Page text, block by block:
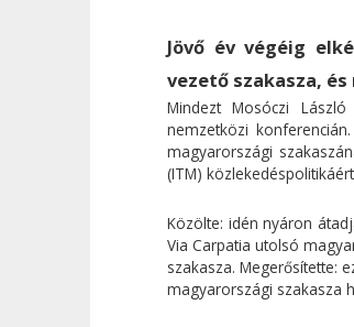
Jövő év végéig
vezető szakasza,
Mindezt Mosóczi
nemzetközi
magyarországi
(ITM)
Közölte: idén nyáron
Via Carpatia utolsó
szakasza. Megerősítette:
magyarországi szakasza